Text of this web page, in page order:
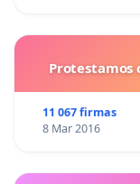
Protestamos
11 067 firmas
8 Mar 2016